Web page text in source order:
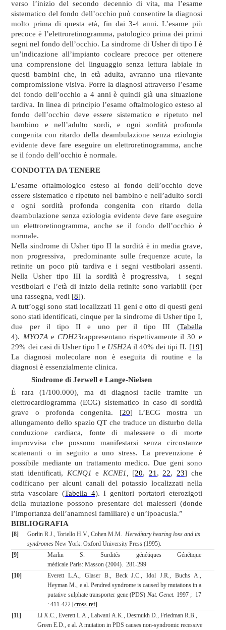
verso l’inizio del secondo decennio di vita, ma l’esame
sistematico del fondo dell’occhio può consentire la diagnosi
molto prima di questa età, fin dai 3-4 anni. L’esame più
precoce è l’elettroretinogramma, patologico prima dei primi
segni nel fondo dell’occhio. La sindrome di Usher di tipo I è
un’indicazione all’impianto cocleare precoce per ottenere
una comprensione del linguaggio senza lettura labiale in
questi bambini che, in età adulta, avranno una rilevante
compromissione visiva. Porre la diagnosi attraverso l’esame
del fondo dell’occhio a 4 anni è quindi già una situazione
tardiva. In linea di principio l’esame oftalmologico esteso al
fondo dell’occhio deve essere sistematico e ripetuto nel
bambino e nell’adulto sordi, e ogni sordità profonda
congenita con ritardo della deambulazione senza eziologia
evidente deve fare eseguire un elettroretinogramma, anche
se il fondo dell’occhio è normale.
CONDOTTA DA TENERE
L’esame oftalmologico esteso al fondo dell’occhio deve
essere sistematico e ripetuto nel bambino e nell’adulto sordi
e ogni sordità profonda congenita con ritardo della
deambulazione senza eziologia evidente deve fare eseguire
un elettroretinogramma, anche se il fondo dell’occhio è
normale.
Nella sindrome di Usher tipo II la sordità è in media grave,
non progressiva, predominante sulle frequenze acute, la
retinite un poco più tardiva e i segni vestibolari assenti.
Nella Usher tipo III la sordità è progressiva, i segni
vestibolari e l’età di inizio della retinite sono variabili (per
una rassegna, vedi [8]).
A tutt’oggi sono stati localizzati 11 geni e otto di questi geni
sono stati identificati, cinque per la sindrome di Usher tipo I,
due per il tipo II e uno per il tipo III (Tabella
4). MYO7Ae CDH23rappresentano rispettivamente il 30 e
29% dei casi di Usher tipo I e USH2Ail 40% dei tipi II. [19]
La diagnosi molecolare non è eseguita di routine e la
diagnosi è essenzialmente clinica.
Sindrome di Jerwell e Lange-Nielsen
È rara (1/100.000), ma di diagnosi facile tramite un
elettrocardiogramma (ECG) sistematico in caso di sordità
grave o profonda congenita. [20] L’ECG mostra un
allungamento dello spazio QT che traduce un disturbo della
conduzione cardiaca, fonte di malessere o di morte
improvvisa che possono manifestarsi senza circostanze
scatenanti o in seguito a uno stress. La prevenzione è
possibile mediante un trattamento medico. Due geni sono
stati identificati, KCNQ1 e KCNE1, [20, 21 , 22, 23] che
codificano per alcuni canali del potassio localizzati nella
stria vascolare (Tabella 4). I genitori portatori eterozigoti
della mutazione possono presentare dei malesseri (donde
l’importanza dell’anamnesi familiare) e un’ipoacusia.”
BIBLIOGRAFIA
[8] Gorlin R.J., Toriello H.V., Cohen M.M. Hereditary hearing loss and its
syndromes New York: Oxford University Press (1995).
[9]
Marlin S. Surdités génétiques Génétique
médicale Paris: Masson (2004). 281-299
[10]
Everett L.A., Glaser B., Beck J.C., Idol J.R., Buchs A.,
Heyman M., e al. Pendred syndrome is caused by mutations in a
putative sulphate transporter gene (PDS) Nat.Genet. 1997 ; 17
: 411-422 [cross-ref]
[11]
Li X.C., Everett L.A., Lalwani A.K., Desmukh D., Friedman R.B.,
Green E.D., e al.A mutation in PDS causes non-syndromic recessive